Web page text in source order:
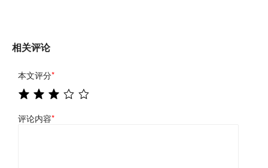
相关评论
本文评分*
评论内容*